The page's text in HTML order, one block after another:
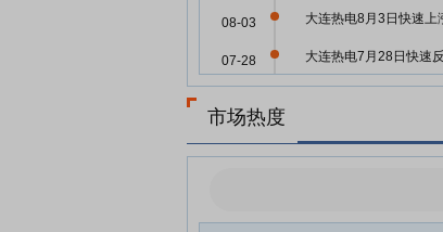
大连热电8月3日快速上
08-03
大连热电7月28日快速
07-28
市场热度